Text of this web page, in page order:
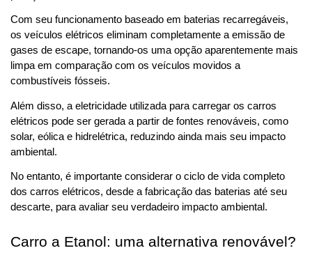
Com seu funcionamento baseado em baterias recarregáveis,
os veículos elétricos eliminam completamente a emissão de
gases de escape, tornando-os uma opção aparentemente mais
limpa em comparação com os veículos movidos a
combustíveis fósseis.
Além disso, a eletricidade utilizada para carregar os carros
elétricos pode ser gerada a partir de fontes renováveis, como
solar, eólica e hidrelétrica, reduzindo ainda mais seu impacto
ambiental.
No entanto, é importante considerar o ciclo de vida completo
dos carros elétricos, desde a fabricação das baterias até seu
descarte, para avaliar seu verdadeiro impacto ambiental.
Carro a Etanol: uma alternativa renovável?